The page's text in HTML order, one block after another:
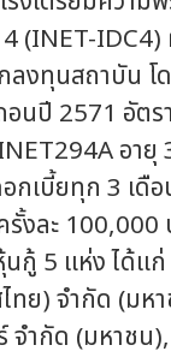
(INET-IDC4)
งทุนสถาบัน โ
นปี 2571 อัต
อา
เบี้ยทุก 3 เดือ
ละ 100,000
กู้ 5 แห่ง ได้
ไทย) จำกัด (ม
ำกัด (มหาชน